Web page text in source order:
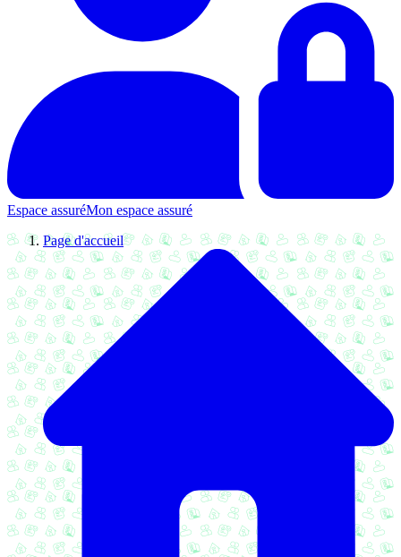
Espace assuréMon espace assuré
Page d'accueil